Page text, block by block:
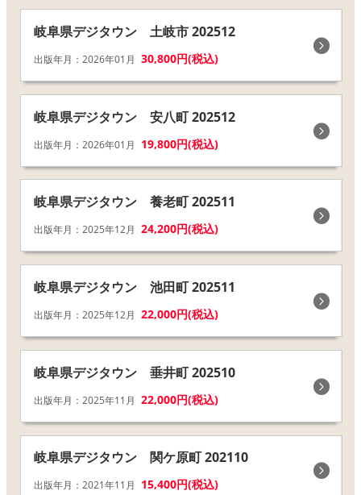
岐阜県デジタウン 土岐市 202512
出版年月：2026年01月 30,800円(税込)
岐阜県デジタウン 安八町 202512
出版年月：2026年01月 19,800円(税込)
岐阜県デジタウン 養老町 202511
出版年月：2025年12月 24,200円(税込)
岐阜県デジタウン 池田町 202511
出版年月：2025年12月 22,000円(税込)
岐阜県デジタウン 垂井町 202510
出版年月：2025年11月 22,000円(税込)
岐阜県デジタウン 関ケ原町 202110
出版年月：2021年11月 15,400円(税込)